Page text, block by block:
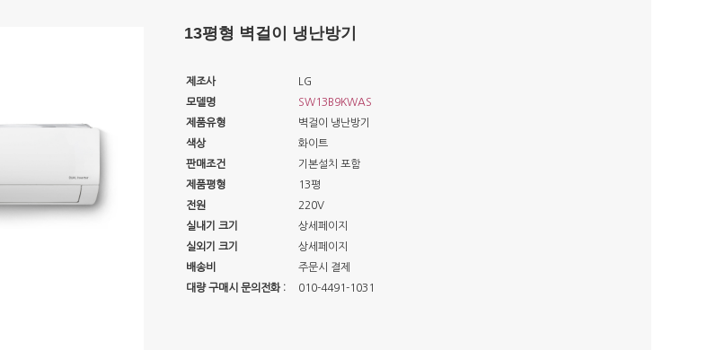
13평형 벽걸이 냉난방기
제조사
LG
모델명
SW13B9KWAS
제품유형
벽걸이 냉난방기
색상
화이트
판매조건
기본설치 포함
제품평형
13평
전원
220V
실내기 크기
상세페이지
실외기 크기
상세페이지
배송비
주문시 결제
대량 구매시 문의전화 :
010-4491-1031